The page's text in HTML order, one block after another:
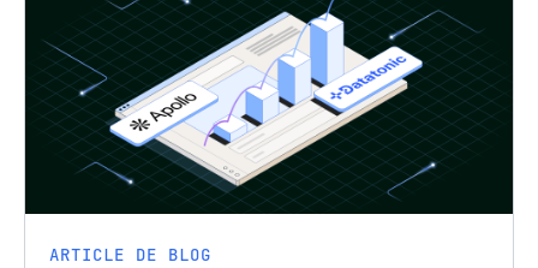
ARTICLE DE BLOG